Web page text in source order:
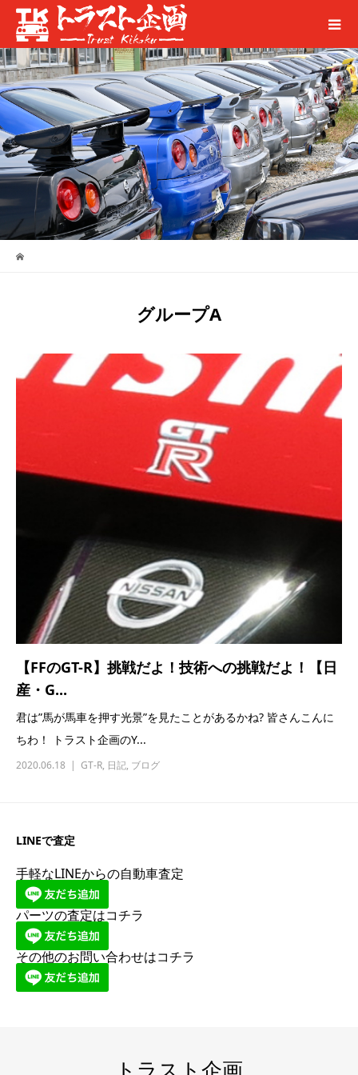
グループA
【FFのGT-R】挑戦だよ！技術への挑戦だよ！【日
産・G...
君は”馬が馬車を押す光景”を見たことがあるかね? 皆さんこんに
ちわ！ トラスト企画のY...
2020.06.18 GT-R, 日記, ブログ
LINEで査定
手軽なLINEからの自動車査定
パーツの査定はコチラ
その他のお問い合わせはコチラ